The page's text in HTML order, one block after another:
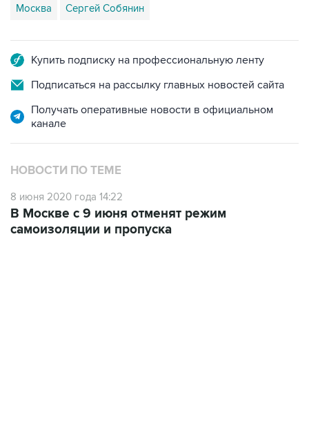
Москва Сергей Собянин
Купить подписку на профессиональную ленту
Подписаться на рассылку главных новостей сайта
Получать оперативные новости в официальном
канале
НОВОСТИ ПО ТЕМЕ
8 июня 2020 года 14:22
В Москве с 9 июня отменят режим
самоизоляции и пропуска